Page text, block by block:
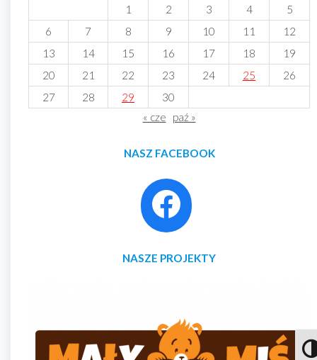
1
2 3 4
5
6
7 8 9 10 11
12
13
14 15 16 17 18
19
20
21 22 23 24 25
26
27
28 29
30
« cze
paź »
NASZ FACEBOOK
NASZE PROJEKTY